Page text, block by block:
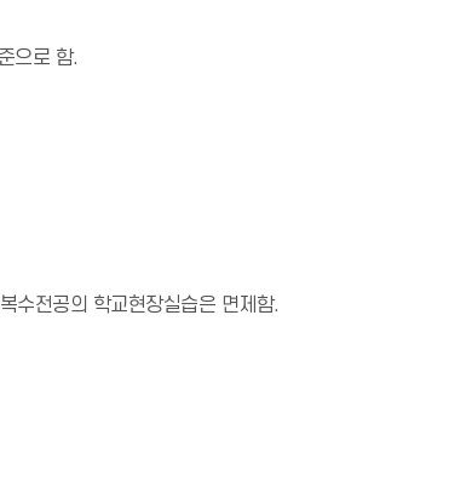
으로 함.
수전공의 학교현장실습은 면제함.